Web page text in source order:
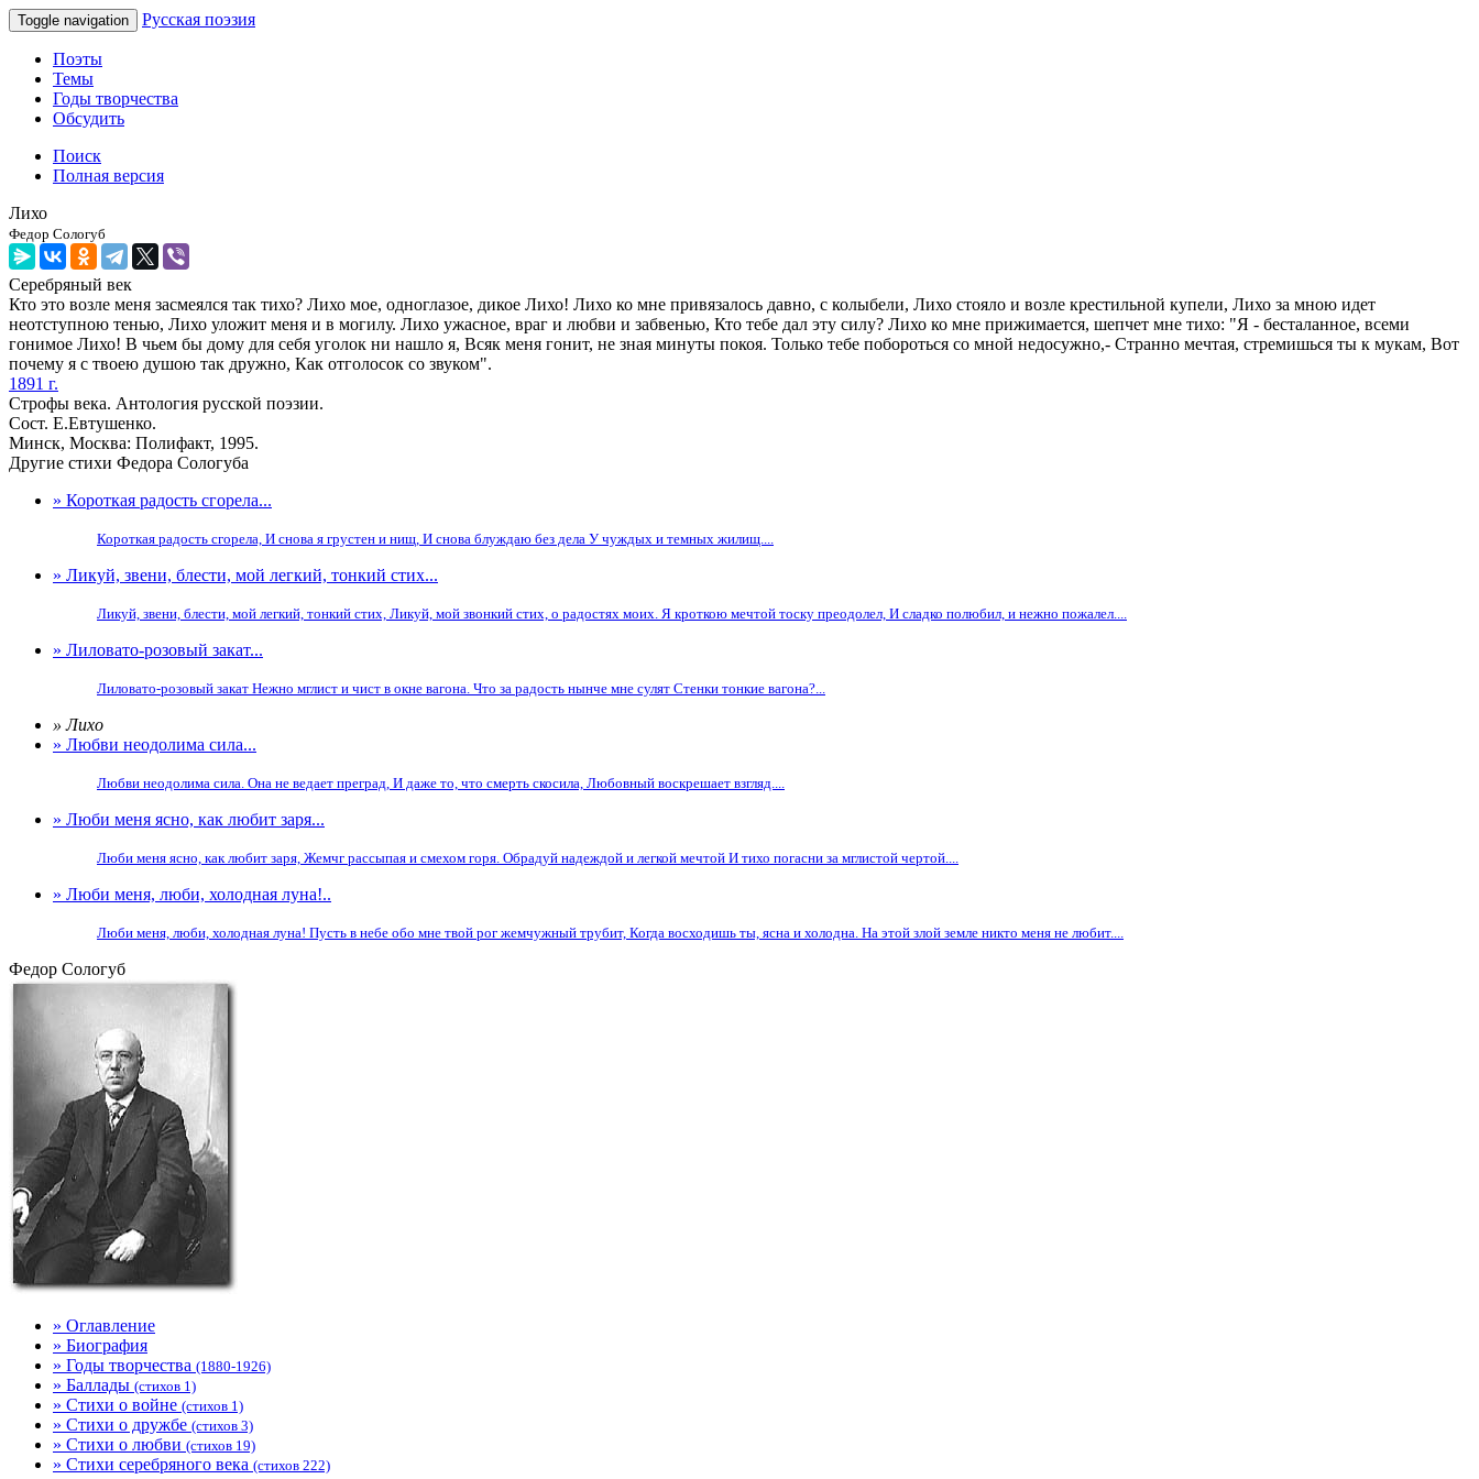
Toggle navigation Русская поэзия
Поэты
Темы
Годы творчества
Обсудить
Поиск
Полная версия
Лихо
Федор Сологуб
Серебряный век
Кто это возле меня засмеялся так тихо? Лихо мое, одноглазое, дикое Лихо! Лихо ко мне привязалось давно, с колыбели, Лихо стояло и возле крестильной купели, Лихо за мною идет
неотступною тенью, Лихо уложит меня и в могилу. Лихо ужасное, враг и любви и забвенью, Кто тебе дал эту силу? Лихо ко мне прижимается, шепчет мне тихо: "Я - бесталанное, всеми
гонимое Лихо! В чьем бы дому для себя уголок ни нашло я, Всяк меня гонит, не зная минуты покоя. Только тебе побороться со мной недосужно,- Странно мечтая, стремишься ты к мукам, Вот
почему я с твоею душою так дружно, Как отголосок со звуком".
1891 г.
Строфы века. Антология русской поэзии.
Сост. Е.Евтушенко.
Минск, Москва: Полифакт, 1995.
Другие стихи Федора Сологуба
» Короткая радость сгорела...
Короткая радость сгорела, И снова я грустен и нищ, И снова блуждаю без дела У чуждых и темных жилищ....
» Ликуй, звени, блести, мой легкий, тонкий стих...
Ликуй, звени, блести, мой легкий, тонкий стих, Ликуй, мой звонкий стих, о радостях моих. Я кроткою мечтой тоску преодолел, И сладко полюбил, и нежно пожалел....
» Лиловато-розовый закат...
Лиловато-розовый закат Нежно мглист и чист в окне вагона. Что за радость нынче мне сулят Стенки тонкие вагона?...
» Лихо
» Любви неодолима сила...
Любви неодолима сила. Она не ведает преград, И даже то, что смерть скосила, Любовный воскрешает взгляд....
» Люби меня ясно, как любит заря...
Люби меня ясно, как любит заря, Жемчг рассыпая и смехом горя. Обрадуй надеждой и легкой мечтой И тихо погасни за мглистой чертой....
» Люби меня, люби, холодная луна!..
Люби меня, люби, холодная луна! Пусть в небе обо мне твой рог жемчужный трубит, Когда восходишь ты, ясна и холодна. На этой злой земле никто меня не любит....
Федор Сологуб
» Оглавление
» Биография
» Годы творчества (1880-1926)
» Баллады (стихов 1)
» Стихи о войне (стихов 1)
» Стихи о дружбе (стихов 3)
» Стихи о любви (стихов 19)
» Стихи серебряного века (стихов 222)